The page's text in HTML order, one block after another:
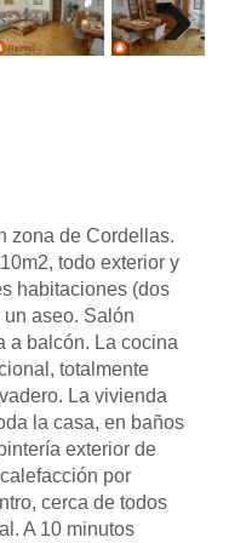
zona de Cordellas.
todo exterior y
habitaciones (dos
aseo. Salón
a balcón. La cocina
totalmente
La vivienda
la casa, en baños
exterior de
por
cerca de todos
A 10 minutos